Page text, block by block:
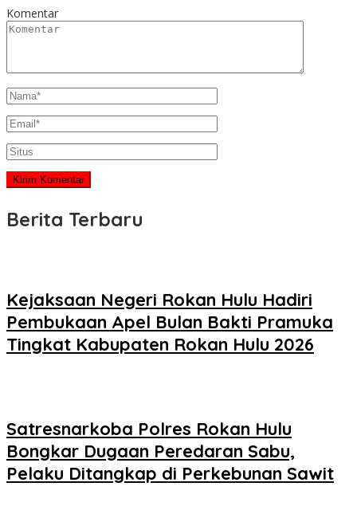
Komentar
Berita Terbaru
Kejaksaan Negeri Rokan Hulu Hadiri
Pembukaan Apel Bulan Bakti Pramuka
Tingkat Kabupaten Rokan Hulu 2026
Satresnarkoba Polres Rokan Hulu
Bongkar Dugaan Peredaran Sabu,
Pelaku Ditangkap di Perkebunan Sawit